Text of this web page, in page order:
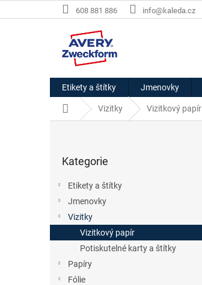
na
608 881 886 info@kaleda.cz
Etikety a štítky Jmenovky
Domů Vizitky Vizitkový papír
kategorie
Kategorie
Etikety a štítky
Jmenovky
Vizitky
Vizitkový papír
Potiskutelné karty a štítky
Papíry
Fólie